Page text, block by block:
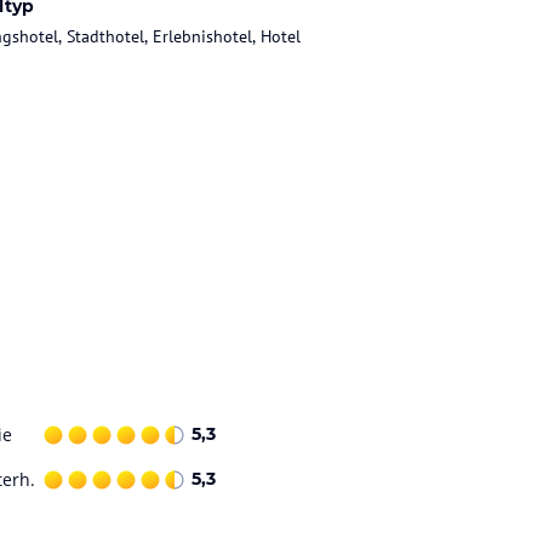
Stadthotel, Erlebnishotel, Hotel
5,3
5,3